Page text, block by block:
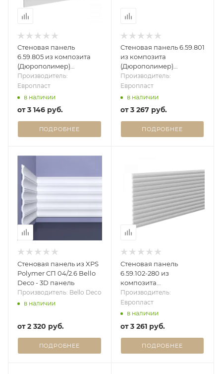
Стеновая панель
6.59.805 из композита
(Дюрополимер)
Европласт - 3D панель
Производитель:
Европласт
в наличии
от3 146 руб.
ПОДРОБНЕЕ
Стеновая панель 6.59.801
из композита
(Дюрополимер)
Европласт - 3D панель
Производитель:
Европласт
в наличии
от3 267 руб.
ПОДРОБНЕЕ
Стеновая панель из XPS
Polymer СП 04/2.6 Bello
Deco - 3D панель
Производитель: Bello Deco
в наличии
от2 320 руб.
ПОДРОБНЕЕ
Стеновая панель
6.59.102-280 из
композита
(Дюрополимер)
Европласт - 3D панель
Производитель:
Европласт
в наличии
от3 261 руб.
ПОДРОБНЕЕ